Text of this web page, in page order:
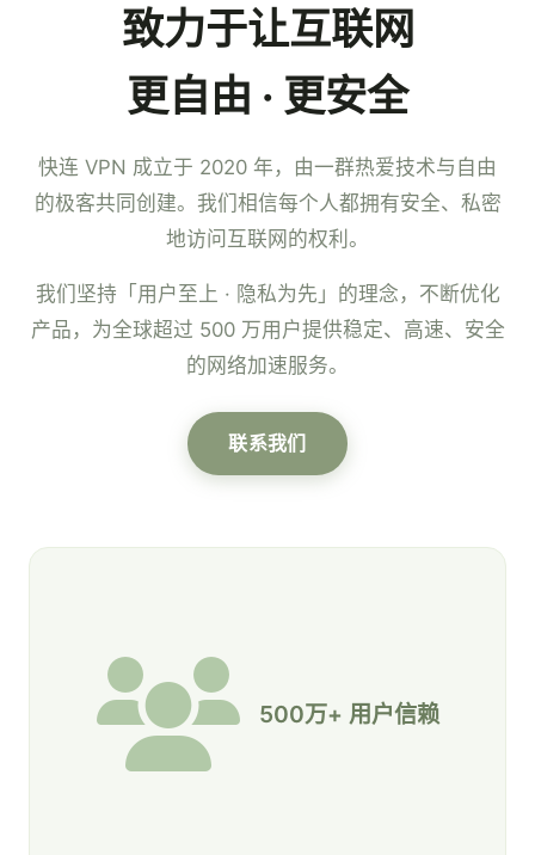
致力于让互联网
更自由 · 更安全
快连 VPN 成立于 2020 年，由一群热爱技术与自由
的极客共同创建。我们相信每个人都拥有安全、私密
地访问互联网的权利。
我们坚持「用户至上 · 隐私为先」的理念，不断优化
产品，为全球超过 500 万用户提供稳定、高速、安全
的网络加速服务。
联系我们
500万+ 用户信赖